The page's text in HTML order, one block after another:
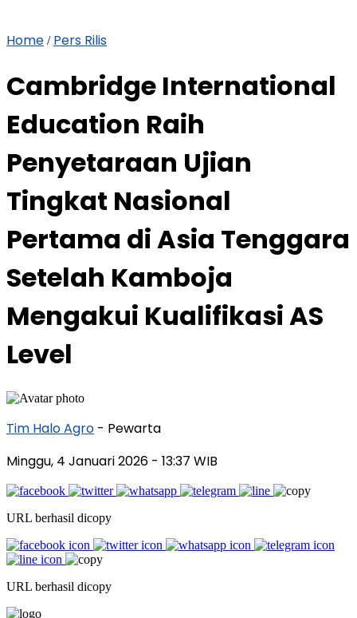
Home / Pers Rilis
Cambridge International
Education Raih
Penyetaraan Ujian
Tingkat Nasional
Pertama di Asia Tenggara
Setelah Kamboja
Mengakui Kualifikasi AS
Level
Tim Halo Agro - Pewarta
Minggu, 4 Januari 2026 - 13:37 WIB
URL berhasil dicopy
URL berhasil dicopy